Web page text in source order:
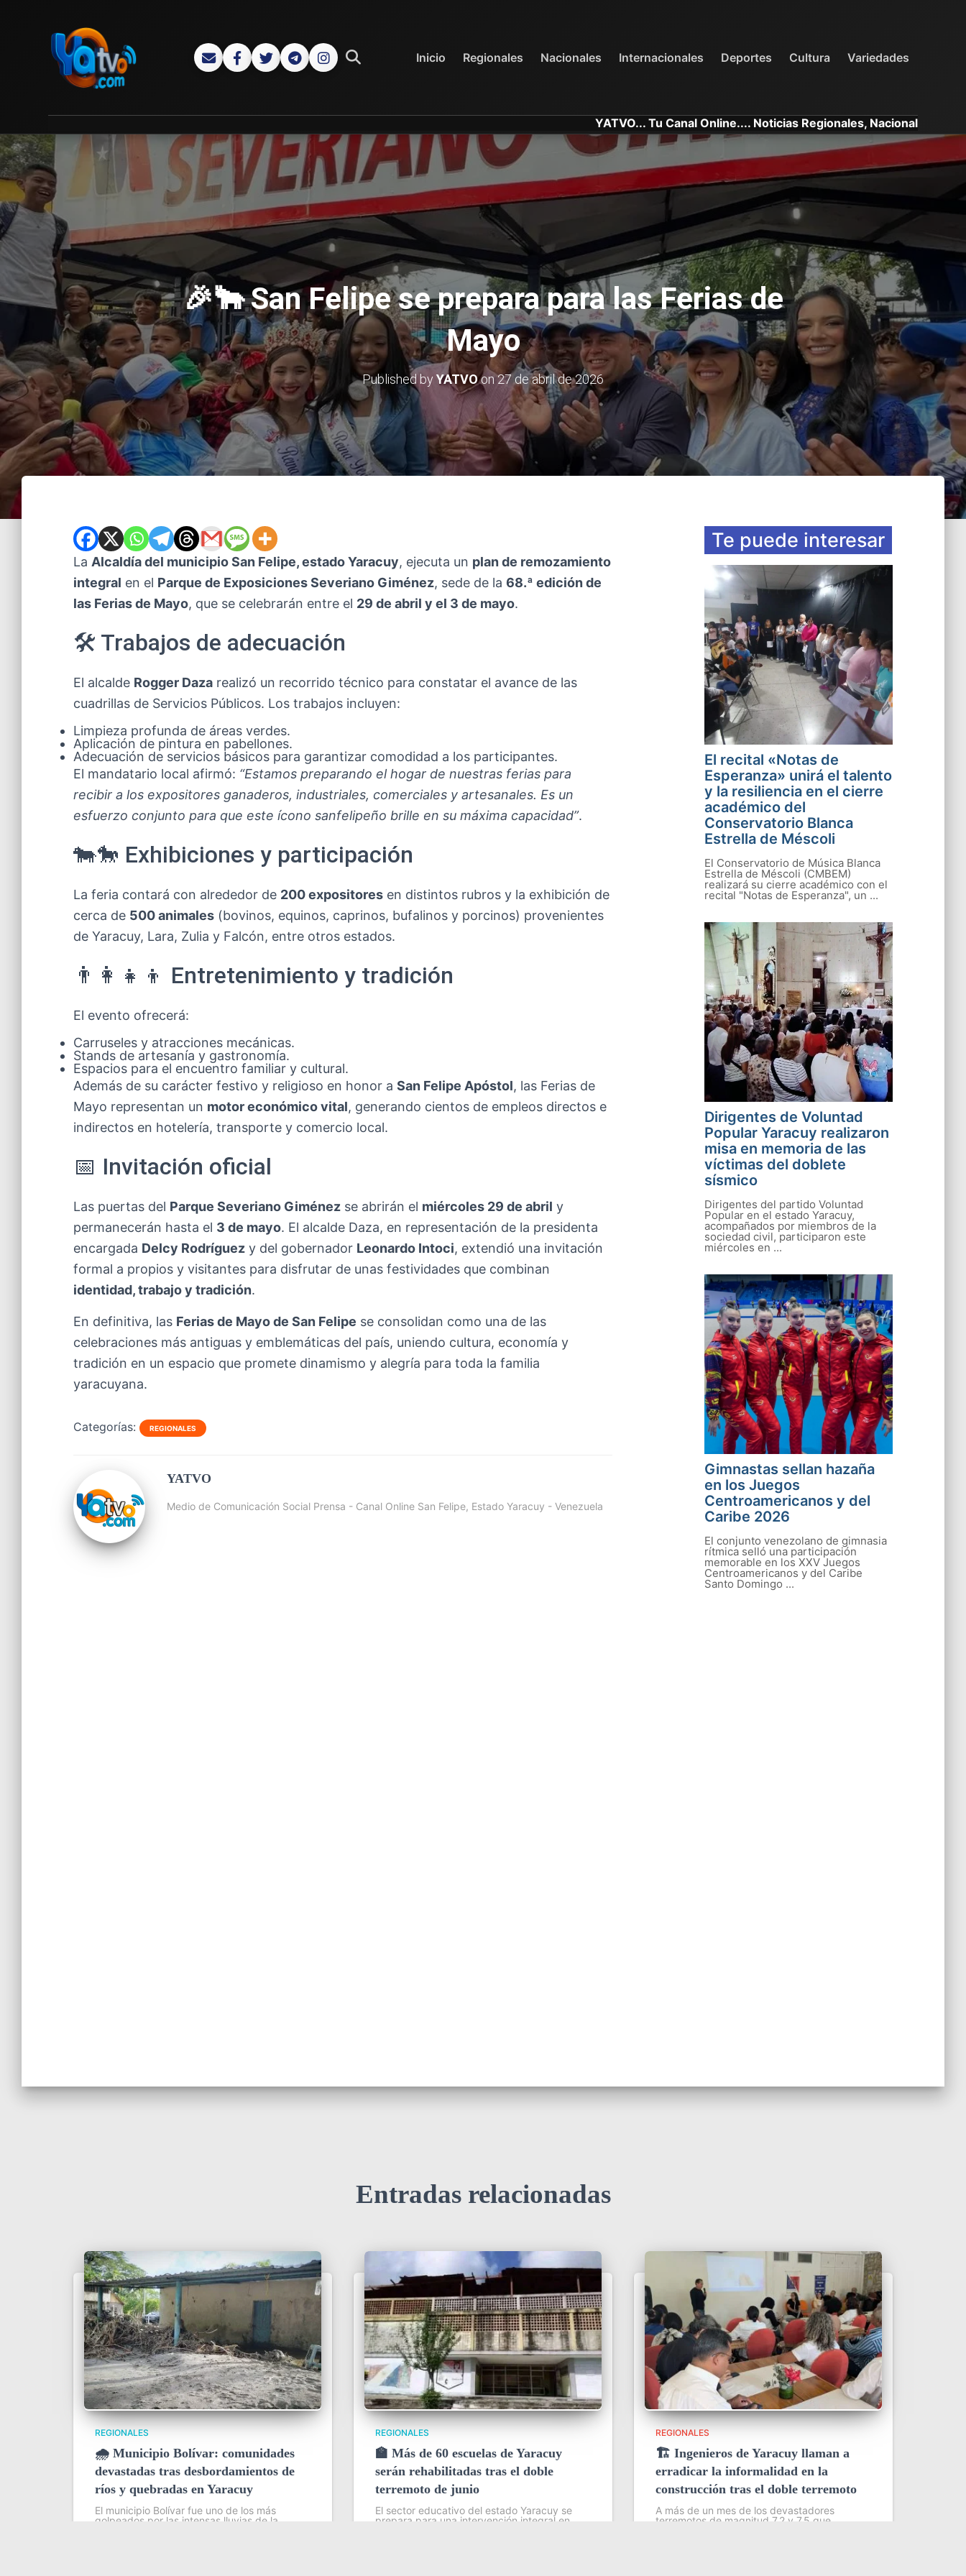
Inicio Regionales Nacionales Internacionales Deportes Cultura Variedades
YATVO... Tu Canal Online.... Noticias Regionales, Nacionales e Internacionales.
🎉🐂 San Felipe se prepara para las Ferias de
Mayo
Published by YATVOon27 de abril de 2026
La Alcaldía del municipio San Felipe, estado Yaracuy, ejecuta un plan de remozamiento
integral en el Parque de Exposiciones Severiano Giménez, sede de la 68.ª edición de
las Ferias de Mayo, que se celebrarán entre el 29 de abril y el 3 de mayo.
🛠️ Trabajos de adecuación
El alcalde Rogger Daza realizó un recorrido técnico para constatar el avance de las
cuadrillas de Servicios Públicos. Los trabajos incluyen:
Limpieza profunda de áreas verdes.
Aplicación de pintura en pabellones.
Adecuación de servicios básicos para garantizar comodidad a los participantes.
El mandatario local afirmó: “Estamos preparando el hogar de nuestras ferias para
recibir a los expositores ganaderos, industriales, comerciales y artesanales. Es un
esfuerzo conjunto para que este ícono sanfelipeño brille en su máxima capacidad”.
🐄🐎 Exhibiciones y participación
La feria contará con alrededor de 200 expositores en distintos rubros y la exhibición de
cerca de 500 animales (bovinos, equinos, caprinos, bufalinos y porcinos) provenientes
de Yaracuy, Lara, Zulia y Falcón, entre otros estados.
👨‍👩‍👧‍👦 Entretenimiento y tradición
El evento ofrecerá:
Carruseles y atracciones mecánicas.
Stands de artesanía y gastronomía.
Espacios para el encuentro familiar y cultural.
Además de su carácter festivo y religioso en honor a San Felipe Apóstol, las Ferias de
Mayo representan un motor económico vital, generando cientos de empleos directos e
indirectos en hotelería, transporte y comercio local.
📅 Invitación oficial
Las puertas del Parque Severiano Giménez se abrirán el miércoles 29 de abril y
permanecerán hasta el 3 de mayo. El alcalde Daza, en representación de la presidenta
encargada Delcy Rodríguez y del gobernador Leonardo Intoci, extendió una invitación
formal a propios y visitantes para disfrutar de unas festividades que combinan
identidad, trabajo y tradición.
En definitiva, las Ferias de Mayo de San Felipe se consolidan como una de las
celebraciones más antiguas y emblemáticas del país, uniendo cultura, economía y
tradición en un espacio que promete dinamismo y alegría para toda la familia
yaracuyana.
Categorías: REGIONALES
YATVO
Medio de Comunicación Social Prensa - Canal Online San Felipe, Estado Yaracuy - Venezuela
Te puede interesar
El recital «Notas de
Esperanza» unirá el talento
y la resiliencia en el cierre
académico del
Conservatorio Blanca
Estrella de Méscoli
El Conservatorio de Música Blanca
Estrella de Méscoli (CMBEM)
realizará su cierre académico con el
recital "Notas de Esperanza", un ...
Dirigentes de Voluntad
Popular Yaracuy realizaron
misa en memoria de las
víctimas del doblete
sísmico
Dirigentes del partido Voluntad
Popular en el estado Yaracuy,
acompañados por miembros de la
sociedad civil, participaron este
miércoles en ...
Gimnastas sellan hazaña
en los Juegos
Centroamericanos y del
Caribe 2026
El conjunto venezolano de gimnasia
rítmica selló una participación
memorable en los XXV Juegos
Centroamericanos y del Caribe
Santo Domingo ...
Entradas relacionadas
REGIONALES
🌧️ Municipio Bolívar: comunidades
devastadas tras desbordamientos de
ríos y quebradas en Yaracuy
El municipio Bolívar fue uno de los más
golpeados por las intensas lluvias de la
REGIONALES
🏫 Más de 60 escuelas de Yaracuy
serán rehabilitadas tras el doble
terremoto de junio
El sector educativo del estado Yaracuy se
prepara para una intervención integral en
REGIONALES
🏗️ Ingenieros de Yaracuy llaman a
erradicar la informalidad en la
construcción tras el doble terremoto
A más de un mes de los devastadores
terremotos de magnitud 7,2 y 7,5 que